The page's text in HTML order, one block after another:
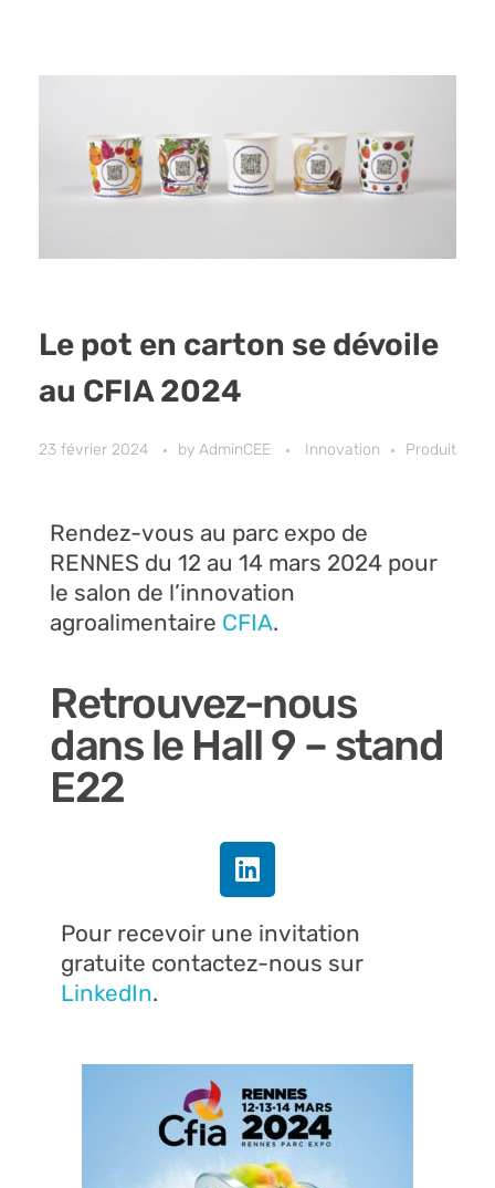
Le pot en carton se dévoile
au CFIA 2024
23 février 2024 by AdminCEE Innovation Produit
Rendez-vous au parc expo de
RENNES du 12 au 14 mars 2024 pour
le salon de l’innovation
agroalimentaire CFIA.
Retrouvez-nous
dans le Hall 9 – stand
E22
Pour recevoir une invitation
gratuite contactez-nous sur
LinkedIn.